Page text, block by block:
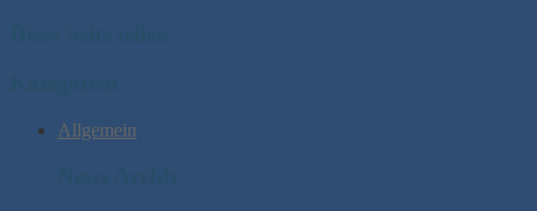
Allgemein